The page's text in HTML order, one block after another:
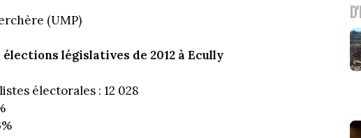
(UMP)
législatives de 2012 à Ecully
électorales : 12 028